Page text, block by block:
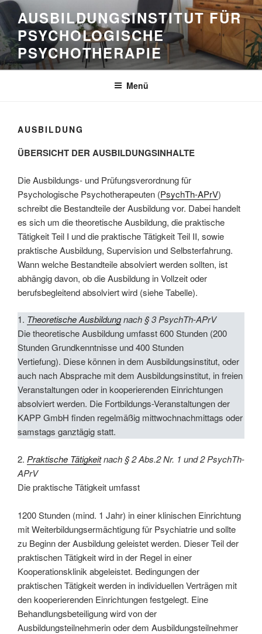
Zum
Inhalt
springen
AUSBILDUNGSINSTITUT FÜR
PSYCHOLOGISCHE
PSYCHOTHERAPIE
Menü
AUSBILDUNG
ÜBERSICHT DER AUSBILDUNGSINHALTE
Die Ausbildungs- und Prüfungsverordnung für
Psychologische Psychotherapeuten (PsychTh-APrV)
schreibt die Bestandteile der Ausbildung vor. Dabei handelt
es sich um die theoretische Ausbildung, die praktische
Tätigkeit Teil I und die praktische Tätigkeit Teil II, sowie
praktische Ausbildung, Supervision und Selbsterfahrung.
Wann welche Bestandteile absolviert werden sollten, ist
abhängig davon, ob die Ausbildung in Vollzeit oder
berufsbegleitend absolviert wird (siehe Tabelle).
1. Theoretische Ausbildungnach § 3 PsychTh-APrV
Die theoretische Ausbildung umfasst 600 Stunden (200
Stunden Grundkenntnisse und 400 Stunden
Vertiefung). Diese können in dem Ausbildungsinstitut, oder
auch nach Absprache mit dem Ausbildungsinstitut, in freien
Veranstaltungen oder in kooperierenden Einrichtungen
absolviert werden. Die Fortbildungs-Veranstaltungen der
KAPP GmbH finden regelmäßig mittwochnachmittags oder
samstags ganztägig statt.
2. Praktische Tätigkeitnach § 2 Abs.2 Nr. 1 und 2 PsychTh-
APrV
Die praktische Tätigkeit umfasst
1200 Stunden (mind. 1 Jahr) in einer klinischen Einrichtung
mit Weiterbildungsermächtigung für Psychiatrie und sollte
zu Beginn der Ausbildung geleistet werden. Dieser Teil der
praktischen Tätigkeit wird in der Regel in einer
Kooperationsklinik abgeleistet. Bedingungen der
praktischen Tätigkeit werden in individuellen Verträgen mit
den kooperierenden Einrichtungen festgelegt. Eine
Behandlungsbeteiligung wird von der
Ausbildungsteilnehmerin oder dem Ausbildungsteilnehmer